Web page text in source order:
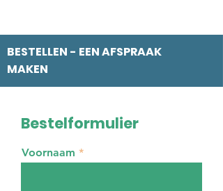
BESTELLEN - EEN AFSPRAAK
MAKEN
Bestelformulier
Voornaam